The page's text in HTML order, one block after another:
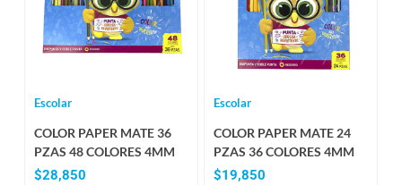
Escolar
COLOR PAPER MATE 36
PZAS 48 COLORES 4MM
$28,850
Escolar
COLOR PAPER MATE 24
PZAS 36 COLORES 4MM
$19,850